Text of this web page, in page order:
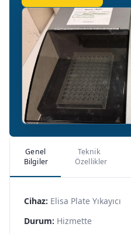
Genel
Bilgiler
Teknik
Özellikler
Cihaz: Elisa Plate Yıkayıcı
Durum: Hizmette